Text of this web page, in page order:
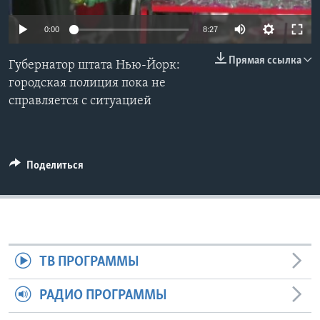
Learning English
СОЦИАЛЬНЫЕ СЕТИ
0:00 8:27
Прямая ссылка
Губернатор штата Нью-Йорк:
городская полиция пока не
справляется с ситуацией
Поделиться
ТВ ПРОГРАММЫ
РАДИО ПРОГРАММЫ